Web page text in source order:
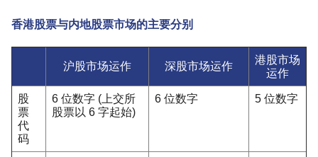
香港股票与内地股票市场的主要分别
沪股市场运作 深股市场运作
港股市场
运作
股
票
代
码
6 位数字 (上交所
股票以 6 字起始)
6 位数字 5 位数字